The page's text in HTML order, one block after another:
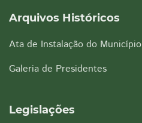
Arquivos Históricos
Ata de Instalação do Município
Galeria de Presidentes
Legislações